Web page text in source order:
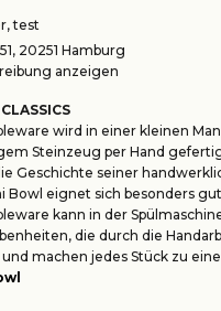
test
20251 Hamburg
anzeigen
CLASSICS
wird in einer kleinen
Steinzeug per Hand
Geschichte seiner
Bowl eignet sich besonders
kann in der
die durch die
machen jedes Stück zu